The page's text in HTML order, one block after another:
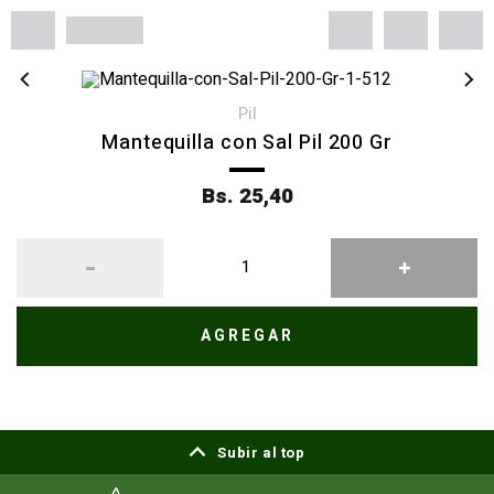
pil
Mantequilla con Sal Pil 200 Gr
Bs. 25,40
AGREGAR
Subir al top